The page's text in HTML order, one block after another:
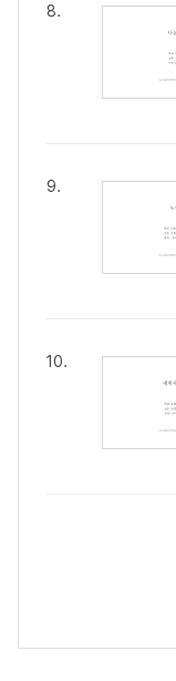
8.
9.
10.